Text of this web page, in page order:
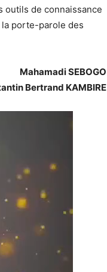
outils de connaissance
porte-parole des
Mahamadi SEBOGO
Bertrand KAMBIRE